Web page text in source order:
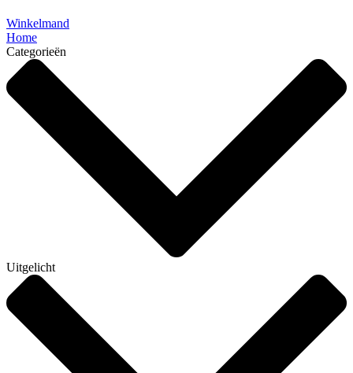
Winkelmand
Home
Categorieën
Uitgelicht